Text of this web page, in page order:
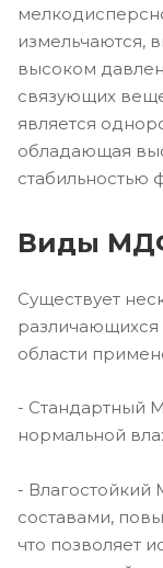
измельчаются,
высоком
связующих
является
обладающая
стабильностью
Виды
Существует
различающихся
области
- Стандартный
нормальной
-
составами,
что позволяет